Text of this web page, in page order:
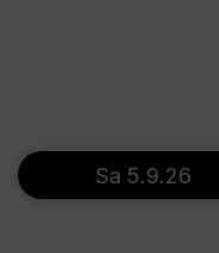
Sa 5.9.26